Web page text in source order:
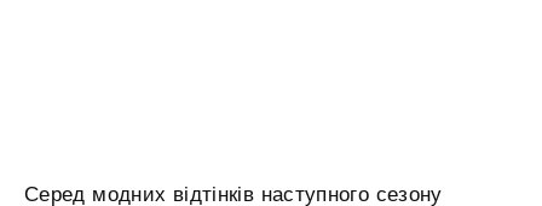
Серед модних відтінків наступного сезону